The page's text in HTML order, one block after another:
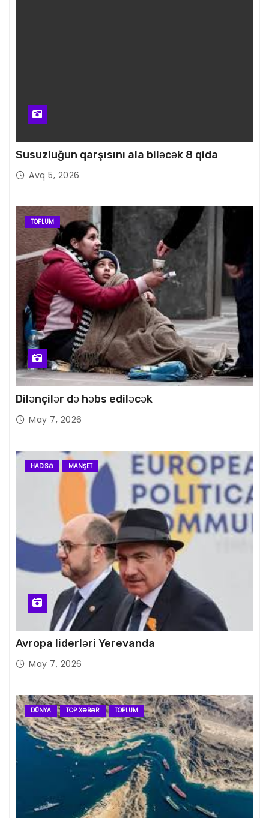
Susuzluğun qarşısını ala biləcək 8 qida
Avq 5, 2026
TOPLUM
Dilənçilər də həbs ediləcək
May 7, 2026
HADISƏ MANŞET
Avropa liderləri Yerevanda
May 7, 2026
DÜNYA TOP XƏBƏR TOPLUM